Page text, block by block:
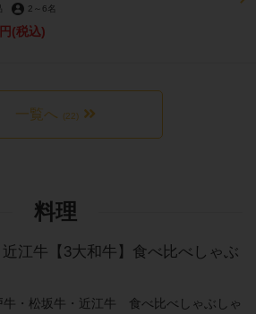
2 ～ 6名
(税込)
一覧へ (22)
料理
江牛【3大和牛】食べ比べしゃぶ
牛・松坂牛・近江牛 食べ比べしゃぶしゃ